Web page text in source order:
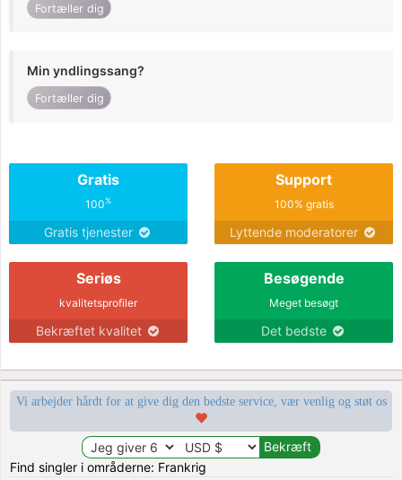
Fortæller dig
Min yndlingssang?
Fortæller dig
Gratis
100%
Gratis tjenester
Support
100% gratis
Lyttende moderatorer
Seriøs
kvalitetsprofiler
Bekræftet kvalitet
Besøgende
Meget besøgt
Det bedste
Vi arbejder hårdt for at give dig den bedste service, vær venlig og støt os
Find singler i områderne: Frankrig